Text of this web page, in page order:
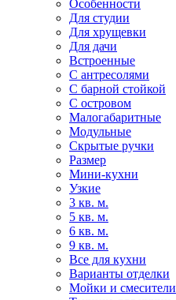
Особенности
Для студии
Для хрущевки
Для дачи
Встроенные
С антресолями
С барной стойкой
С островом
Малогабаритные
Модульные
Скрытые ручки
Размер
Мини-кухни
Узкие
3 кв. м.
5 кв. м.
6 кв. м.
9 кв. м.
Все для кухни
Варианты отделки
Мойки и смесители